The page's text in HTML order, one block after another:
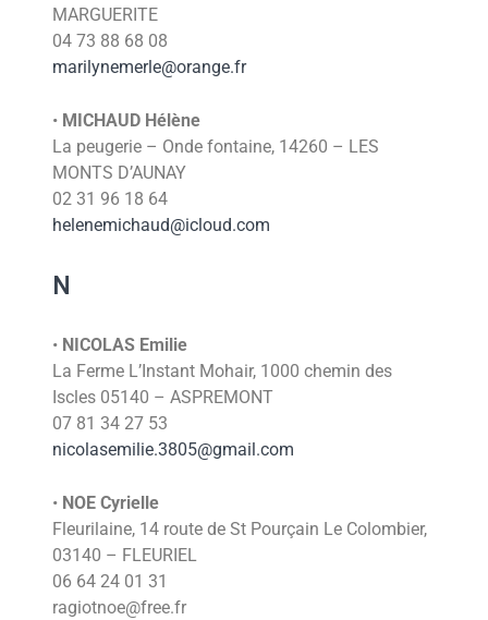
MARGUERITE
04 73 88 68 08
marilynemerle@orange.fr
• MICHAUD Hélène
La peugerie – Onde fontaine, 14260 – LES
MONTS D’AUNAY
02 31 96 18 64
helenemichaud@icloud.com
N
• NICOLAS Emilie
La Ferme L’Instant Mohair, 1000 chemin des
Iscles 05140 – ASPREMONT
07 81 34 27 53
nicolasemilie.3805@gmail.com
• NOE Cyrielle
Fleurilaine, 14 route de St Pourçain Le Colombier,
03140 – FLEURIEL
06 64 24 01 31
ragiotnoe@free.fr